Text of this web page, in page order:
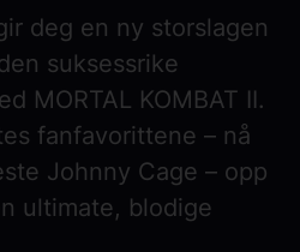
deg en ny storslagen
suksessrike
MORTAL KOMBAT II.
fanfavorittene – nå
Johnny Cage – opp
ultimate, blodige